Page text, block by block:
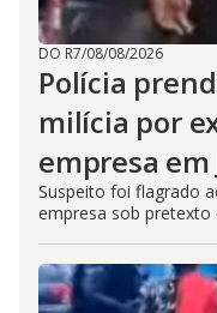
DO R7/08/08/2026
Polícia
milícia por
empresa em
Suspeito foi flagrado
empresa sob pretexto